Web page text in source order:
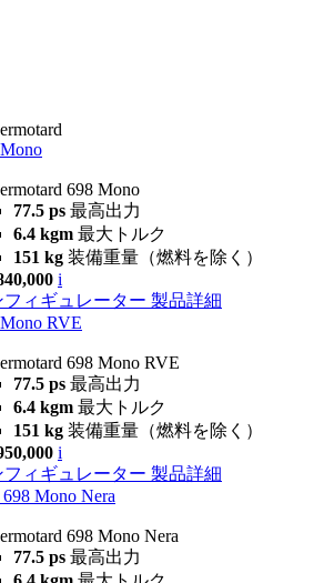
698 Mono
77.5 ps 最高出力
6.4 kgm 最大トルク
151 kg 装備重量（燃料を除く）
i
フィギュレーター 製品詳細
RVE
698 Mono RVE
77.5 ps 最高出力
6.4 kgm 最大トルク
151 kg 装備重量（燃料を除く）
i
フィギュレーター 製品詳細
698 Mono Nera
698 Mono Nera
77.5 ps 最高出力